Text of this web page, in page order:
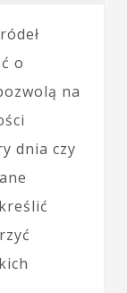
o
na
dnia czy